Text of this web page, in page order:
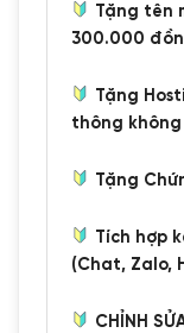
Tặng tên
300.000
Tặng
thông không
Tặng
Tích hợp
(Chat, Zalo,
CHỈNH